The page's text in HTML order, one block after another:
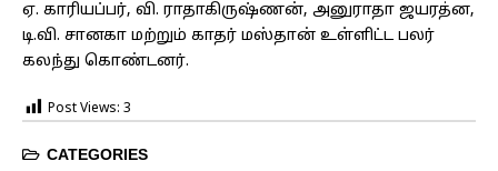
ஏ. காரியப்பர், வி. ராதாகிருஷ்ணன், அனுராதா ஜயரத்ன,
டி.வி. சானகா மற்றும் காதர் மஸ்தான் உள்ளிட்ட பலர்
கலந்து கொண்டனர்.
Post Views: 3
CATEGORIES